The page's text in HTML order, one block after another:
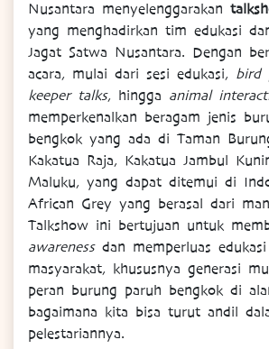
Nusantara menyelenggarakan
yang menghadirkan tim edukasi
Jagat Satwa Nusantara. Dengan
acara, mulai dari sesi edukasi, bird
keeper talks, hingga animal
memperkenalkan beragam jenis
bengkok yang ada di Taman
Kakatua Raja, Kakatua Jambul
Maluku, yang dapat ditemui di
African Grey yang berasal dari
Talkshow ini bertujuan untuk
awarenessdan memperluas edukasi
masyarakat, khususnya generasi
peran burung paruh bengkok di
bagaimana kita bisa turut andil
pelestariannya.